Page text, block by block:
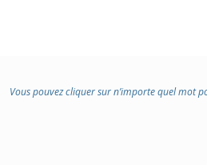
Vous pouvez cliquer sur n’importe quel mot